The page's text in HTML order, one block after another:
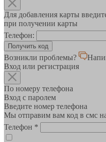
Для добавления карты
при получении карты
Телефон:
Возникли проблемы?
Вход или регистрация
По номеру телефона
Вход с паролем
Введите номер телефона
Мы отправим вам код в смс
Телефон *